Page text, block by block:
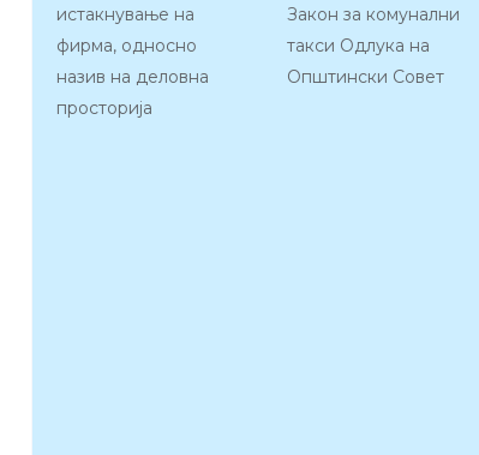
истакнување на
фирма, односно
назив на деловна
просторија
Закон за комунални
такси Одлука на
Општински Совет